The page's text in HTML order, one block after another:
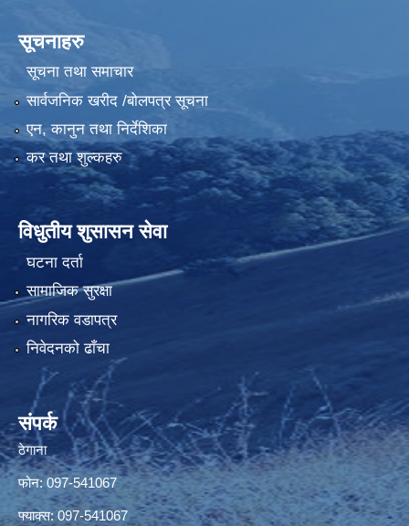
सूचनाहरु
सूचना तथा समाचार
सार्वजनिक खरीद /बोलपत्र सूचना
एन, कानुन तथा निर्देशिका
कर तथा शुल्कहरु
विधुतीय शुसासन सेवा
घटना दर्ता
सामाजिक सुरक्षा
नागरिक वडापत्र
निवेदनको ढाँचा
संपर्क
ठेगाना
फोन: 097-541067
फ्याक्स: 097-541067